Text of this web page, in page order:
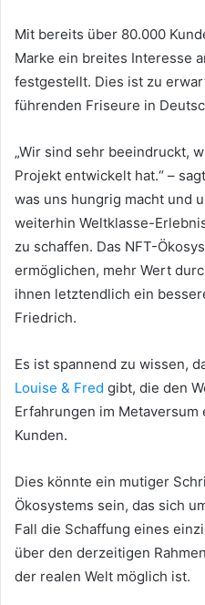
Mit bereits über 80.000
Marke ein breites Interesse
festgestellt. Dies ist zu
führenden Friseure in
„Wir sind sehr beeindruckt,
Projekt entwickelt hat.“ –
was uns hungrig macht und
weiterhin Weltklasse-
zu schaffen. Das NFT-
ermöglichen, mehr Wert
ihnen letztendlich ein
Friedrich.
Es ist spannend zu wissen,
Louise & Fred gibt, die den
Erfahrungen im
Kunden.
Dies könnte ein mutiger
Ökosystems sein, das sich
Fall die Schaffung eines
über den derzeitigen
der realen Welt möglich ist.